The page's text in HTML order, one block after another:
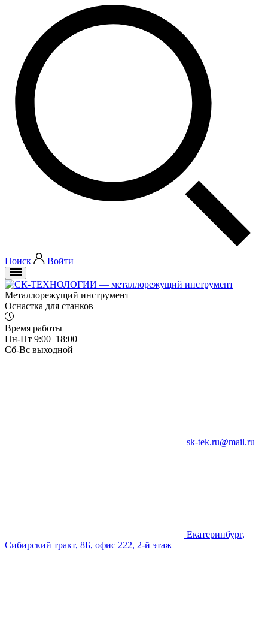
Поиск Войти
Металлорежущий инструмент
Оснастка для станков
Время работы
Пн-Пт 9:00–18:00
Сб-Вс выходной
sk-tek.ru@mail.ru
Екатеринбург,
Сибирский тракт, 8Б, офис 222, 2-й этаж